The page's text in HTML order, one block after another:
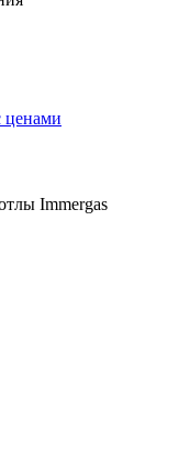
ценами
Immergas